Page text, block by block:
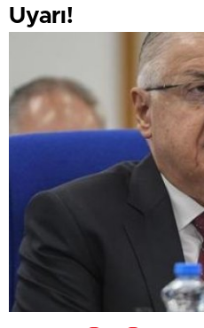
Uyarı!